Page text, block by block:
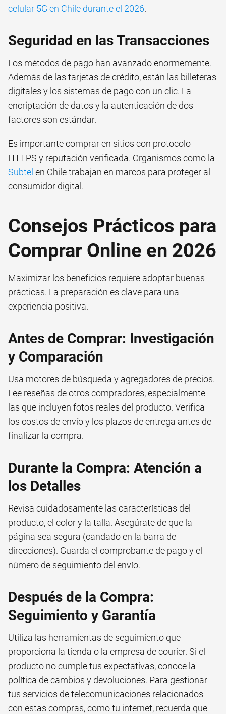
celular 5G en Chile durante el 2026.
Seguridad en las Transacciones
Los métodos de pago han avanzado enormemente.
Además de las tarjetas de crédito, están las billeteras
digitales y los sistemas de pago con un clic. La
encriptación de datos y la autenticación de dos
factores son estándar.
Es importante comprar en sitios con protocolo
HTTPS y reputación verificada. Organismos como la
Subtel en Chile trabajan en marcos para proteger al
consumidor digital.
Consejos Prácticos para
Comprar Online en 2026
Maximizar los beneficios requiere adoptar buenas
prácticas. La preparación es clave para una
experiencia positiva.
Antes de Comprar: Investigación
y Comparación
Usa motores de búsqueda y agregadores de precios.
Lee reseñas de otros compradores, especialmente
las que incluyen fotos reales del producto. Verifica
los costos de envío y los plazos de entrega antes de
finalizar la compra.
Durante la Compra: Atención a
los Detalles
Revisa cuidadosamente las características del
producto, el color y la talla. Asegúrate de que la
página sea segura (candado en la barra de
direcciones). Guarda el comprobante de pago y el
número de seguimiento del envío.
Después de la Compra:
Seguimiento y Garantía
Utiliza las herramientas de seguimiento que
proporciona la tienda o la empresa de courier. Si el
producto no cumple tus expectativas, conoce la
política de cambios y devoluciones. Para gestionar
tus servicios de telecomunicaciones relacionados
con estas compras, como tu internet, recuerda que